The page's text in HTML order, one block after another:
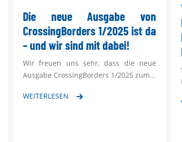
Die neue Ausgabe von
CrossingBorders 1/2025 ist da
– und wir sind mit dabei!
Wir freuen uns sehr, dass die neue
Ausgabe CrossingBorders 1/2025 zum...
WEITERLESEN